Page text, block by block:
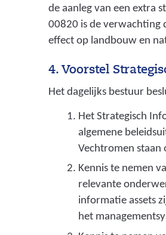
de aanleg van een extra
00820 is de verwachting
effect op landbouw en
4. Voorstel
Het dagelijks bestuur
Het Strategisch
algemene
Vechtromen staan
Kennis te nemen
relevante
informatie assets
het